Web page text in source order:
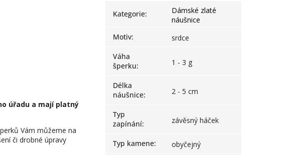
úřadu a mají platný
Vám můžeme na
či drobné úpravy
Kategorie:
Dámské zlaté
náušnice
Motiv:
srdce
Váha
šperku: 1 - 3 g
Délka
náušnice: 2 - 5 cm
Typ
zapínání: závěsný háček
Typ kamene:
obyčejný